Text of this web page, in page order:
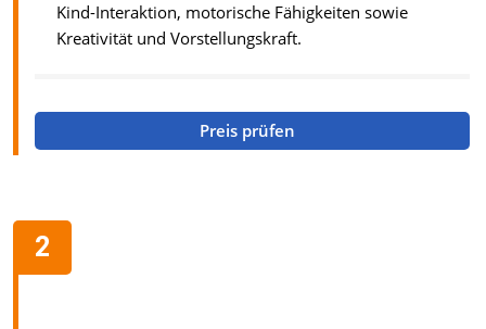
Kind-Interaktion, motorische Fähigkeiten sowie
Kreativität und Vorstellungskraft.
Preis prüfen